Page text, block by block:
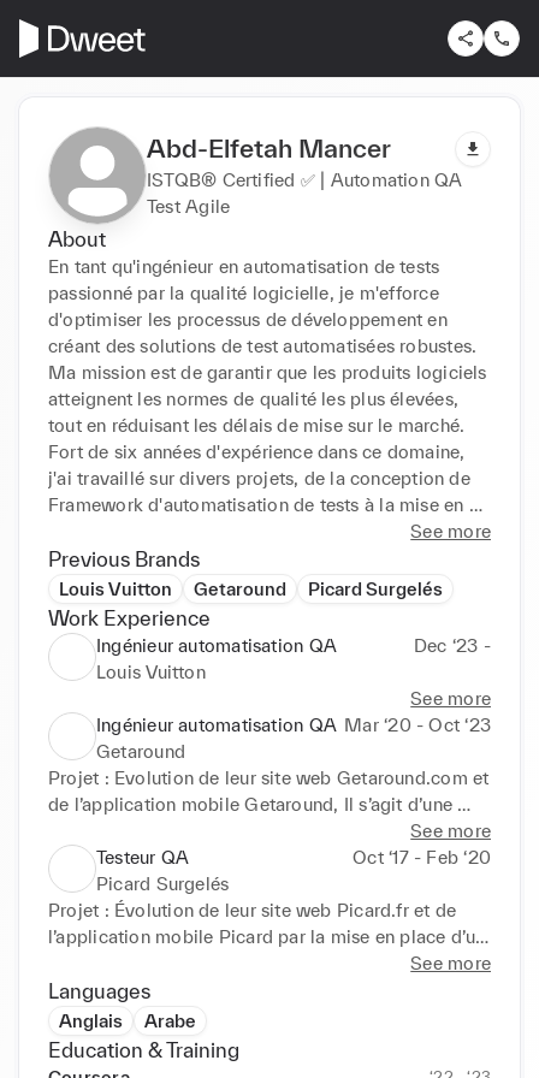
Abd-Elfetah Mancer
ISTQB® Certified ✅ | Automation QA
Test Agile
About
En tant qu'ingénieur en automatisation de tests
passionné par la qualité logicielle, je m'efforce
d'optimiser les processus de développement en
créant des solutions de test automatisées robustes.
Ma mission est de garantir que les produits logiciels
atteignent les normes de qualité les plus élevées,
tout en réduisant les délais de mise sur le marché.
Fort de six années d'expérience dans ce domaine,
j'ai travaillé sur divers projets, de la conception de
Framework d'automatisation de tests à la mise en
Compétences principales:
Automatisation de tests avec : Selenium, Appium,
Cypress
Développement de frameworks d'automatisation de
tests
Intégration continue et intégration
continue/déploiement continu (CI/CD)
Programmation Java, JavaScript, Python, C++, SQL
Analyse et résolution de problèmes complexes
Collaboration étroite avec les équipes de
développement et de qualité
Recueil du besoin
Rédaction des spécifications fonctionnelles
Elaboration de la stratégie de recette.
Estimation des users stories avec l’équipe de
développement (Scrum poker)
Préparation de l’environnement des tests et des jeux
See more
Previous Brands
Louis Vuitton Getaround Picard Surgelés
Work Experience
Ingénieur automatisation QA
Dec ‘23 -
Louis Vuitton
See more
Ingénieur automatisation QA Mar ‘20 - Oct ‘23
Getaround
Projet : Evolution de leur site web Getaround.com et
de l’application mobile Getaround, Il s’agit d’une
plateforme en ligne qui propose un service de
location de voitures entre particuliers, elle permet
aux propriétaires de voitures de louer leurs véhicules
à d'autres particuliers pour des périodes
déterminées
Recherche Personnalisée
Réservation en Ligne
Assurance et Sécurité
See more
Testeur QA
Oct ‘17 - Feb ‘20
Picard Surgelés
Projet : Évolution de leur site web Picard.fr et de
l’application mobile Picard par la mise en place d’un
Fonctionnalités testées:
• Gestion de panier
See more
Languages
Anglais Arabe
Education & Training